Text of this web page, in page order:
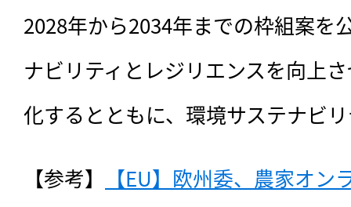
2028年から2034年までの枠組案を
ナビリティとレジリエンスを向上
化するとともに、環境サステナビ
【参考】
【EU】欧州委、農家オ